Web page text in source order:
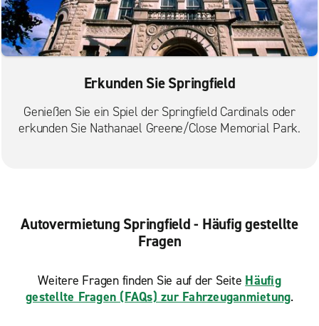
Erkunden Sie Springfield
Genießen Sie ein Spiel der Springfield Cardinals oder
erkunden Sie Nathanael Greene/Close Memorial Park.
Autovermietung Springfield - Häufig gestellte
Fragen
Weitere Fragen finden Sie auf der Seite Häufig
gestellte Fragen (FAQs) zur Fahrzeuganmietung.